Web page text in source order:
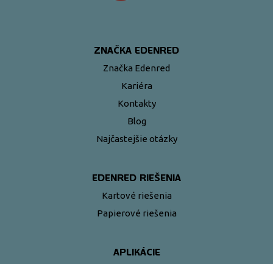
ZNAČKA EDENRED
Značka Edenred
Kariéra
Kontakty
Blog
Najčastejšie otázky
EDENRED RIEŠENIA
Kartové riešenia
Papierové riešenia
APLIKÁCIE